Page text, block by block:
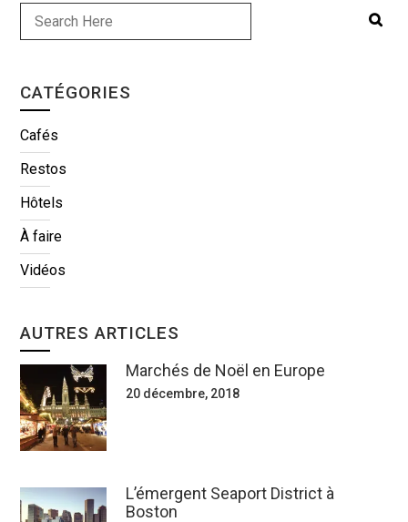
CATÉGORIES
Cafés
Restos
Hôtels
À faire
Vidéos
AUTRES ARTICLES
Marchés de Noël en Europe
20 décembre, 2018
L’émergent Seaport District à
Boston